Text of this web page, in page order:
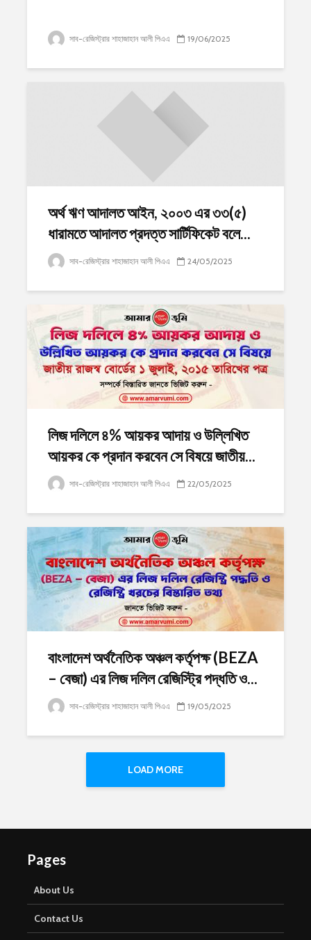
সাব-রেজিস্ট্রার শাহাজাহান আলী পিএএ 19/06/2025
অর্থ ঋণ আদালত আইন, ২০০৩ এর ৩৩(৫)
ধারামতে আদালত প্রদত্ত সার্টিফিকেট বলে...
সাব-রেজিস্ট্রার শাহাজাহান আলী পিএএ 24/05/2025
লিজ দলিলে ৪% আয়কর আদায় ও উল্লিখিত
আয়কর কে প্রদান করবেন সে বিষয়ে জাতীয়...
সাব-রেজিস্ট্রার শাহাজাহান আলী পিএএ 22/05/2025
বাংলাদেশ অর্থনৈতিক অঞ্চল কর্তৃপক্ষ (BEZA
– বেজা) এর লিজ দলিল রেজিস্ট্রি পদ্ধতি ও...
সাব-রেজিস্ট্রার শাহাজাহান আলী পিএএ 19/05/2025
LOAD MORE
Pages
About Us
Contact Us